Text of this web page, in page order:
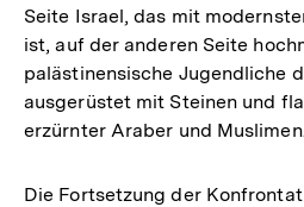
Seite Israel, das mit
ist, auf der anderen Seite
palästinensische Jugendliche
ausgerüstet mit Steinen und
erzürnter Araber und Muslimen.
Die Fortsetzung der